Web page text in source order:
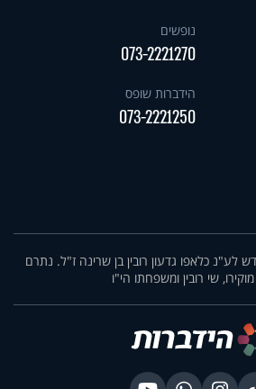
נופשים
073-2221270
הידברות שופס
073-2221250
לע"נ כלאפו גדעון רובין בן שרינה ז"ל. נתרם
שי רובין ומשפחתו הי"ו